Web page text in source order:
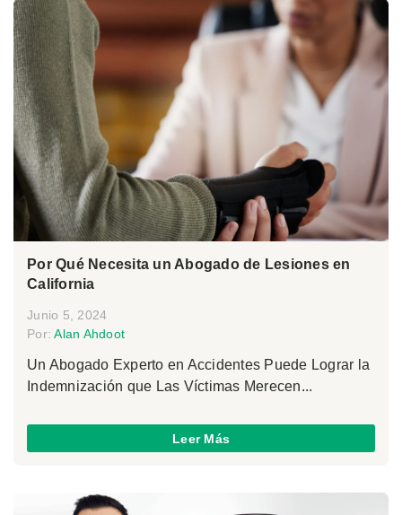
Por Qué Necesita un Abogado de Lesiones en
California
Junio 5, 2024
Por:Alan Ahdoot
Un Abogado Experto en Accidentes Puede Lograr la
Indemnización que Las Víctimas Merecen...
Leer Más